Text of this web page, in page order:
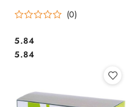
(0)
Cena:
5.84
Cena:
5.84